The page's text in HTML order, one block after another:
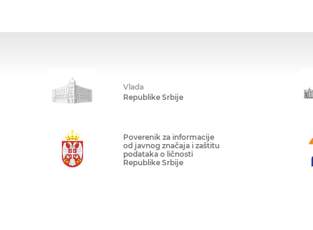
Vlada
Republike Srbije
Poverenik za informacije
od javnog značaja i zaštitu
podataka o ličnosti
Republike Srbije